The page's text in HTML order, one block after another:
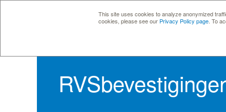
This site uses cookies to analyze anonymized
cookies, please see our Privacy Policy page . To